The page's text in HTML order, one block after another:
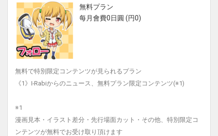
無料プラン
每月會費0日圓 (円0)
無料で特別限定コンテンツが見られるプラン
《1》I-Rabiからのニュース、無料プラン限定コンテンツ(※1)
※1
漫画見本・イラスト差分・先行場面カット・その他、特別限定コ
ンテンツが無料でお受け取り頂けます